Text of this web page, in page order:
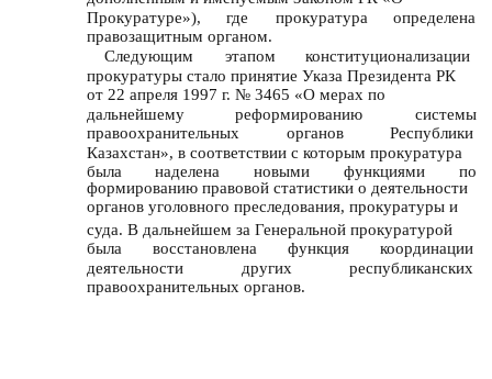
Прокуратуре»),
где прокуратура
определена
правозащитным органом.
Следующим
этапом
конституционализации
прокуратуры стало принятие Указа Президента РК
от 22 апреля 1997 г. № 3465 «О мерах по
дальнейшему
реформированию
системы
правоохранительных
органов
Республики
Казахстан», в соответствии с которым прокуратура
была
наделена новыми функциями
по
формированию правовой статистики о деятельности
органов уголовного преследования, прокуратуры и
суда. В дальнейшем за Генеральной прокуратурой
была
восстановлена функция
координации
деятельности
других
республиканских
правоохранительных органов.